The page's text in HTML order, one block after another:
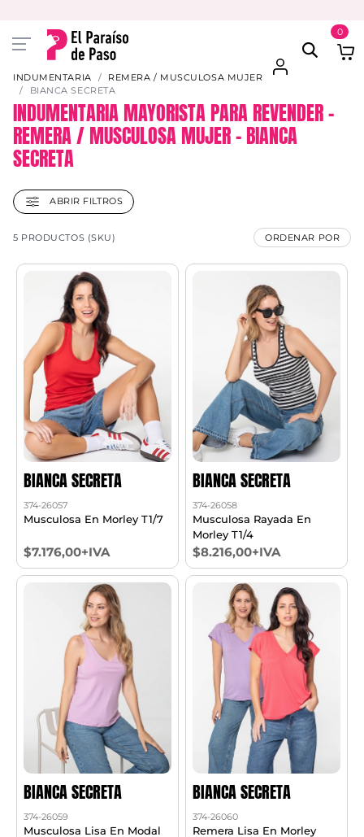
0
INDUMENTARIA
REMERA / MUSCULOSA MUJER
BIANCA SECRETA
INDUMENTARIA MAYORISTA PARA REVENDER –
REMERA / MUSCULOSA MUJER – BIANCA
SECRETA
ABRIR FILTROS
5 PRODUCTOS (SKU) ORDENAR POR
BIANCA SECRETA
374-26057
Musculosa En Morley T1/7
$7.176,00+IVA
BIANCA SECRETA
374-26058
Musculosa Rayada En
Morley T1/4
$8.216,00+IVA
BIANCA SECRETA
374-26059
Musculosa Lisa En Modal
BIANCA SECRETA
374-26060
Remera Lisa En Morley